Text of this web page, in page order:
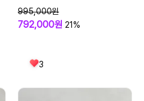
995,000원
792,000원 21%
3